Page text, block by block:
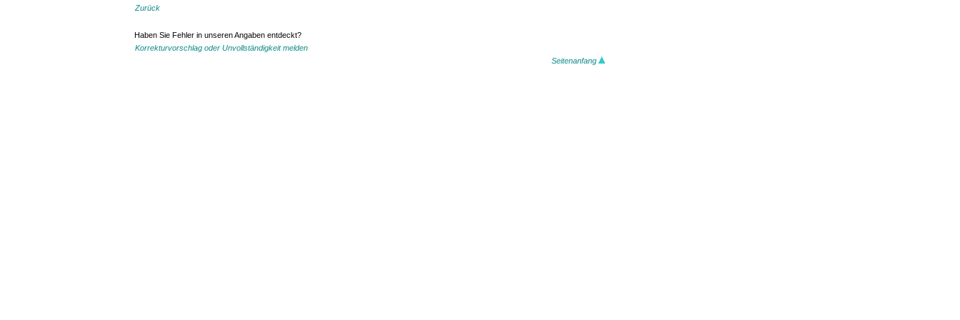
Zurück
Haben Sie Fehler in unseren Angaben entdeckt?
Korrekturvorschlag oder Unvollständigkeit melden
Seitenanfang